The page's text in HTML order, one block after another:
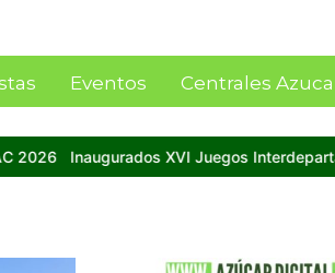
Eventos Centrales
2026 del Central